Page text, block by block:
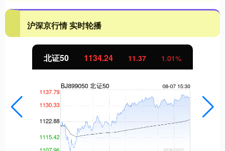
沪深京行情 实时轮播
北证50 1134.24 11.37 1.01%